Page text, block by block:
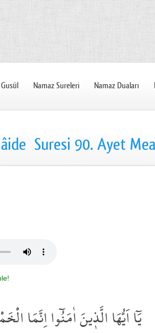
Gusül Namaz Sureleri Namaz Duaları
Suresi 90. Ayet
يَٓا اَيُّهَا الَّذ۪ينَ اٰمَنُٓوا اِنَّمَا